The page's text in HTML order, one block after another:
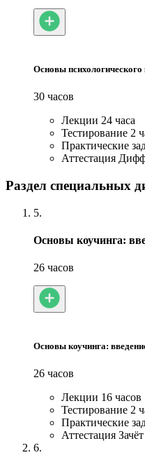
Основы психологического
30 часов
Лекции 24 часа
Тестирование 2
Практические
Аттестация
Раздел специальных
5.
Основы коучинга:
26 часов
Основы коучинга:
26 часов
Лекции 16 часов
Тестирование 2
Практические
Аттестация Зачёт
6.